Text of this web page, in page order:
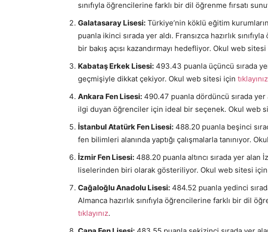
sınıfıyla öğrencilerine farklı bir dil öğrenme fırsatı
Galatasaray Lisesi: Türkiye’nin köklü eğitim
puanla ikinci sırada yer aldı. Fransızca hazırlık
bir bakış açısı kazandırmayı hedefliyor. Okul web
Kabataş Erkek Lisesi: 493.43 puanla üçüncü sırada
geçmişiyle dikkat çekiyor. Okul web sitesi için tıklayınız
Ankara Fen Lisesi: 490.47 puanla dördüncü sırada
ilgi duyan öğrenciler için ideal bir seçenek. Okul web
İstanbul Atatürk Fen Lisesi: 488.20 puanla beşinci
fen bilimleri alanında yaptığı çalışmalarla tanınıyor.
İzmir Fen Lisesi: 488.20 puanla altıncı sırada yer alan
liselerinden biri olarak gösteriliyor. Okul web sitesi için
Cağaloğlu Anadolu Lisesi: 484.52 puanla yedinci
Almanca hazırlık sınıfıyla öğrencilerine farklı bir dil
tıklayınız.